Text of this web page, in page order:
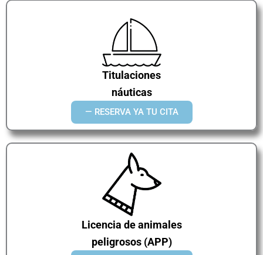
Titulaciones
náuticas
— RESERVA YA TU CITA
Licencia de animales
peligrosos (APP)